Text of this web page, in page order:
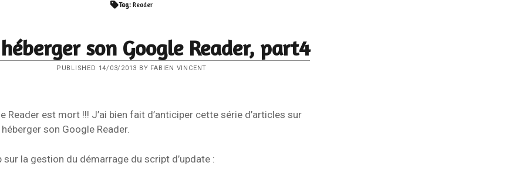
Flux RSS GoogleGoogle Reader
IOS IOS-XRiptables LaBoxLinux
ROARoundcuberoute maproute policy
RoutinatorROVrpki RPL
SMTPSSL Tiny Tiny RSSTLS tvheadend
Tag: Reader
son Google Reader, part4
PUBLISHED 14/03/2013 BY FABIEN VINCENT
Reader est mort !!! J’ai bien fait d’anticiper cette série d’articles sur
son Google Reader.
sur la gestion du démarrage du script d’update :